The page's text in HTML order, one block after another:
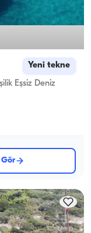
Yeni tekne
Eşsiz Deniz